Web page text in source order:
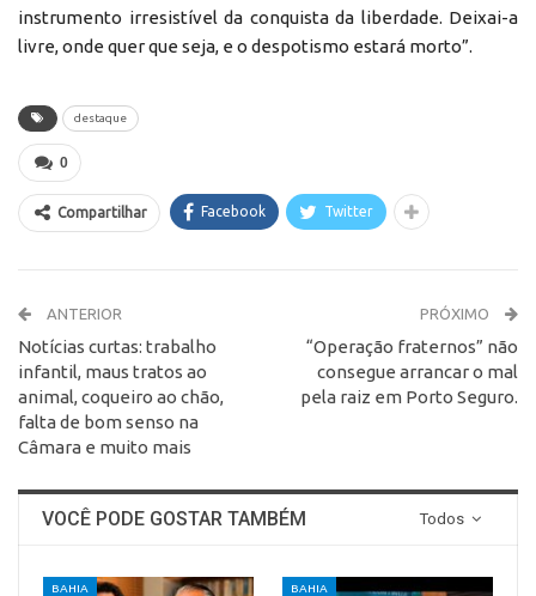
instrumento irresistível da conquista da liberdade. Deixai-a
livre, onde quer que seja, e o despotismo estará morto”.
destaque
0
Compartilhar Facebook Twitter
ANTERIOR
Notícias curtas: trabalho
infantil, maus tratos ao
animal, coqueiro ao chão,
falta de bom senso na
Câmara e muito mais
PRÓXIMO
“Operação fraternos” não
consegue arrancar o mal
pela raiz em Porto Seguro.
Todos
VOCÊ PODE GOSTAR TAMBÉM
BAHIA BAHIA